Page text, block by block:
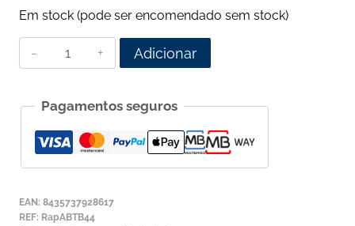
Em stock (pode ser encomendado sem stock)
Quantidade
de
para
Contrabaixo
Rapsody
Adicionar
Pagamentos seguros
EAN: 8435737928617
REF: RapABTB44